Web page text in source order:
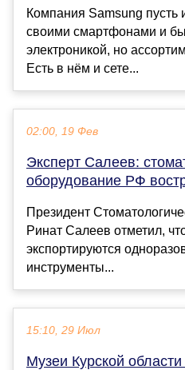
Компания Samsung пусть
своими смартфонами и
электроникой, но
Есть в нём и сете...
02:00, 19 Фев
Эксперт Салеев:
оборудование РФ
Президент
Ринат Салеев отметил,
экспортируются
инструменты...
15:10, 29 Июл
Музеи Курской